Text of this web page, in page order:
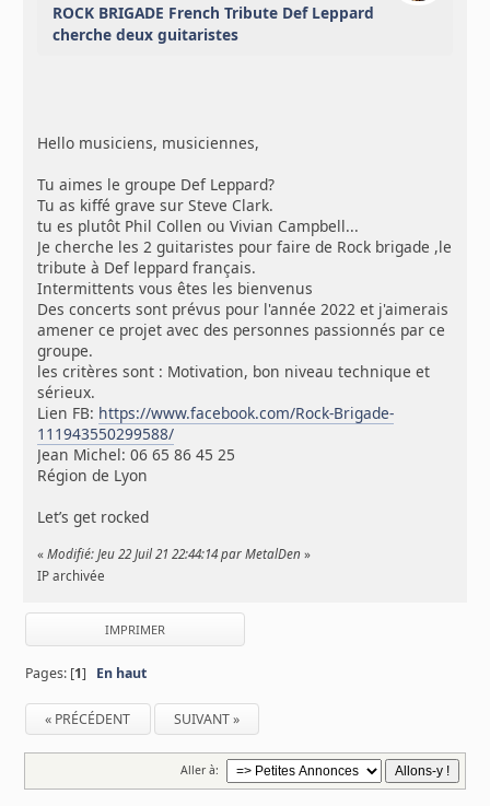
ROCK BRIGADE French Tribute Def Leppard
cherche deux guitaristes
Hello musiciens, musiciennes,
Tu aimes le groupe Def Leppard?
Tu as kiffé grave sur Steve Clark.
tu es plutôt Phil Collen ou Vivian Campbell...
Je cherche les 2 guitaristes pour faire de Rock brigade ,le
tribute à Def leppard français.
Intermittents vous êtes les bienvenus
Des concerts sont prévus pour l'année 2022 et j'aimerais
amener ce projet avec des personnes passionnés par ce
groupe.
les critères sont : Motivation, bon niveau technique et
sérieux.
Lien FB: https://www.facebook.com/Rock-Brigade-
111943550299588/
Jean Michel: 06 65 86 45 25
Région de Lyon
Let’s get rocked
«Modifié: Jeu 22 Juil 21 22:44:14 par MetalDen »
IP archivée
IMPRIMER
Pages: [1] En haut
« PRÉCÉDENT SUIVANT »
Aller à: